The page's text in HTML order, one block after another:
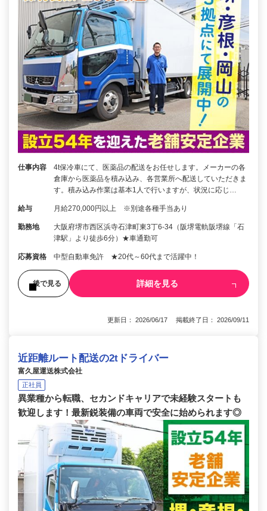
仕事内容
4t保冷車にて、医薬品の配送をお任せします。メーカーの各
倉庫から医薬品を積み込み、各営業所へ配送していただきま
す。積み込み作業は基本1人で行いますが、状況に応じ…
給与 月給270,000円以上 ※別途各種手当あり
勤務地
大阪府堺市西区浜寺石津町東3丁6-34（阪堺電軌阪堺線「石
津駅」より徒歩6分）★車通勤可
応募資格 中型自動車免許 ★20代～60代まで活躍中！
後で見る 詳細を見る
更新日： 2026/06/17 掲載終了日： 2026/09/11
近距離ルート配送の2tドライバー
富久屋運送株式会社
正社員
異業種から転職、セカンドキャリアで未経験スタートも
歓迎します！最新鋭装備の車両で安全に始められます◎